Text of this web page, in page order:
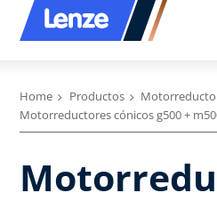
Home Productos
Motorreductores cónicos g500 +